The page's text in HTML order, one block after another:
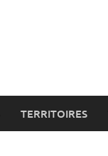
TERRITOIRES